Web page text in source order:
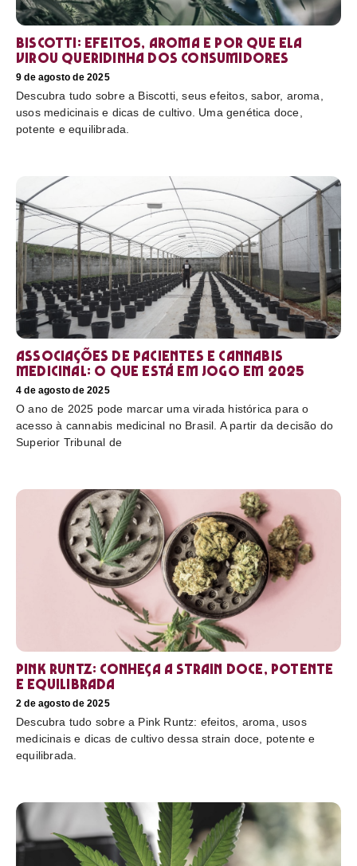
Biscotti: efeitos, aroma e por que ela
virou queridinha dos consumidores
9 de agosto de 2025
Descubra tudo sobre a Biscotti, seus efeitos, sabor, aroma,
usos medicinais e dicas de cultivo. Uma genética doce,
potente e equilibrada.
Associações de pacientes e cannabis
medicinal: o que está em jogo em 2025
4 de agosto de 2025
O ano de 2025 pode marcar uma virada histórica para o
acesso à cannabis medicinal no Brasil. A partir da decisão do
Superior Tribunal de
Pink Runtz: conheça a strain doce, potente
e equilibrada
2 de agosto de 2025
Descubra tudo sobre a Pink Runtz: efeitos, aroma, usos
medicinais e dicas de cultivo dessa strain doce, potente e
equilibrada.